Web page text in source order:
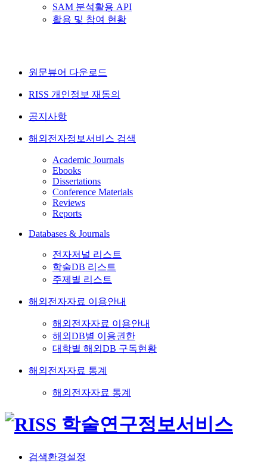
SAM 분석활용 API
활용 및 참여 현황
원문뷰어 다운로드
RISS 개인정보 재동의
공지사항
해외전자정보서비스 검색
Academic Journals
Ebooks
Dissertations
Conference Materials
Reviews
Reports
Databases & Journals
전자저널 리스트
학술DB 리스트
주제별 리스트
해외전자자료 이용안내
해외전자자료 이용안내
해외DB별 이용권한
대학별 해외DB 구독현황
해외전자자료 통계
해외전자자료 통계
검색환경설정